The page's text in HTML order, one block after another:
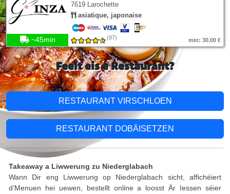
7619 Larochette
asiatique, japonaise
~45min (87) min: 30.00 €
Feelt eis e Restaurant?
RESTAURANT VIRSCHLOEN
RESTAURANT DOBÄISETZEN
Takeaway a Liwwerung zu Niederglabach
Wann Dir eng Liwwerung op Niederglabach sicht, affichéiert
d’Menuen hei uewen, bestellt online a loosst Är Iessen séier